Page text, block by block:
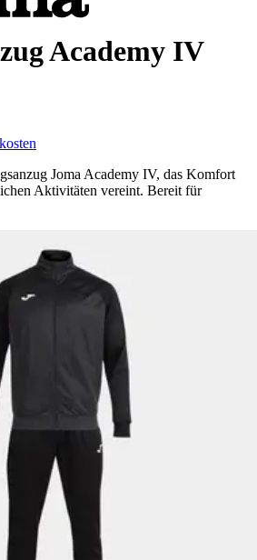
Academy IV
Joma Academy IV, das Komfort
Aktivitäten vereint. Bereit für